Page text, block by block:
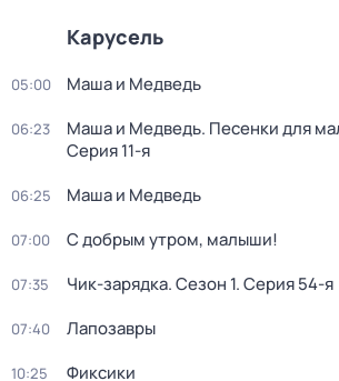
Карусель
05:00 Маша и Медведь
06:23 Маша и Медведь. Песенки для
Серия 11-я
06:25 Маша и Медведь
07:00 С добрым утром, малыши!
07:35 Чик-зарядка. Сезон 1. Серия 54-я
07:40 Лапозавры
10:25 Фиксики